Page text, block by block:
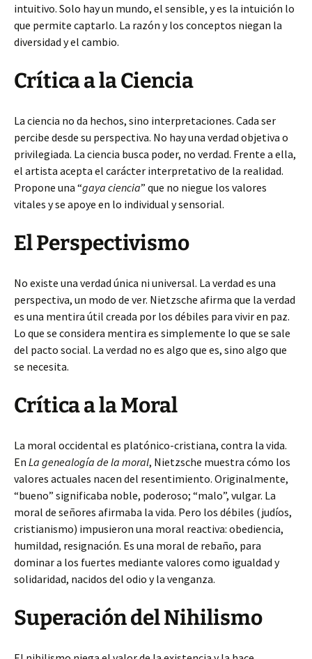
intuitivo. Solo hay un mundo, el sensible, y es la intuición lo
que permite captarlo. La razón y los conceptos niegan la
diversidad y el cambio.
Crítica a la Ciencia
La ciencia no da hechos, sino interpretaciones. Cada ser
percibe desde su perspectiva. No hay una verdad objetiva o
privilegiada. La ciencia busca poder, no verdad. Frente a ella,
el artista acepta el carácter interpretativo de la realidad.
Propone una “gaya ciencia” que no niegue los valores
vitales y se apoye en lo individual y sensorial.
El Perspectivismo
No existe una verdad única ni universal. La verdad es una
perspectiva, un modo de ver. Nietzsche afirma que la verdad
es una mentira útil creada por los débiles para vivir en paz.
Lo que se considera mentira es simplemente lo que se sale
del pacto social. La verdad no es algo que es, sino algo que
se necesita.
Crítica a la Moral
La moral occidental es platónico-cristiana, contra la vida.
En La genealogía de la moral, Nietzsche muestra cómo los
valores actuales nacen del resentimiento. Originalmente,
“bueno” significaba noble, poderoso; “malo”, vulgar. La
moral de señores afirmaba la vida. Pero los débiles (judíos,
cristianismo) impusieron una moral reactiva: obediencia,
humildad, resignación. Es una moral de rebaño, para
dominar a los fuertes mediante valores como igualdad y
solidaridad, nacidos del odio y la venganza.
Superación del Nihilismo